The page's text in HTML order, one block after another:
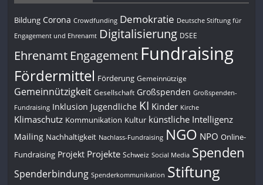
Bildung Corona Crowdfunding Demokratie Deutsche Stiftung für
Engagement und Ehrenamt Digitalisierung DSEE
Ehrenamt Engagement Fundraising
Fördermittel Förderung Gemeinnützige
Gemeinnützigkeit Gesellschaft Großspenden Großspenden-
Fundraising Inklusion Jugendliche KI Kinder Kirche
Klimaschutz Kommunikation Kultur künstliche Intelligenz
Mailing Nachhaltigkeit Nachlass-Fundraising NGO NPO Online-
Fundraising Projekt Projekte Schweiz Social Media Spenden
Spenderbindung Spenderkommunikation Stiftung